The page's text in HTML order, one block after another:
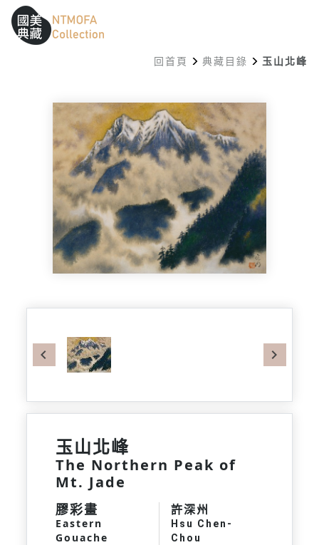
跳到中間主要內容區
網站導覽
:::
回首頁 典藏目錄 玉山北峰
Previous
玉山北峰
The Northern Peak of
Mt. Jade
膠彩畫
Eastern
Gouache
許深州
Hsu Chen-
Chou